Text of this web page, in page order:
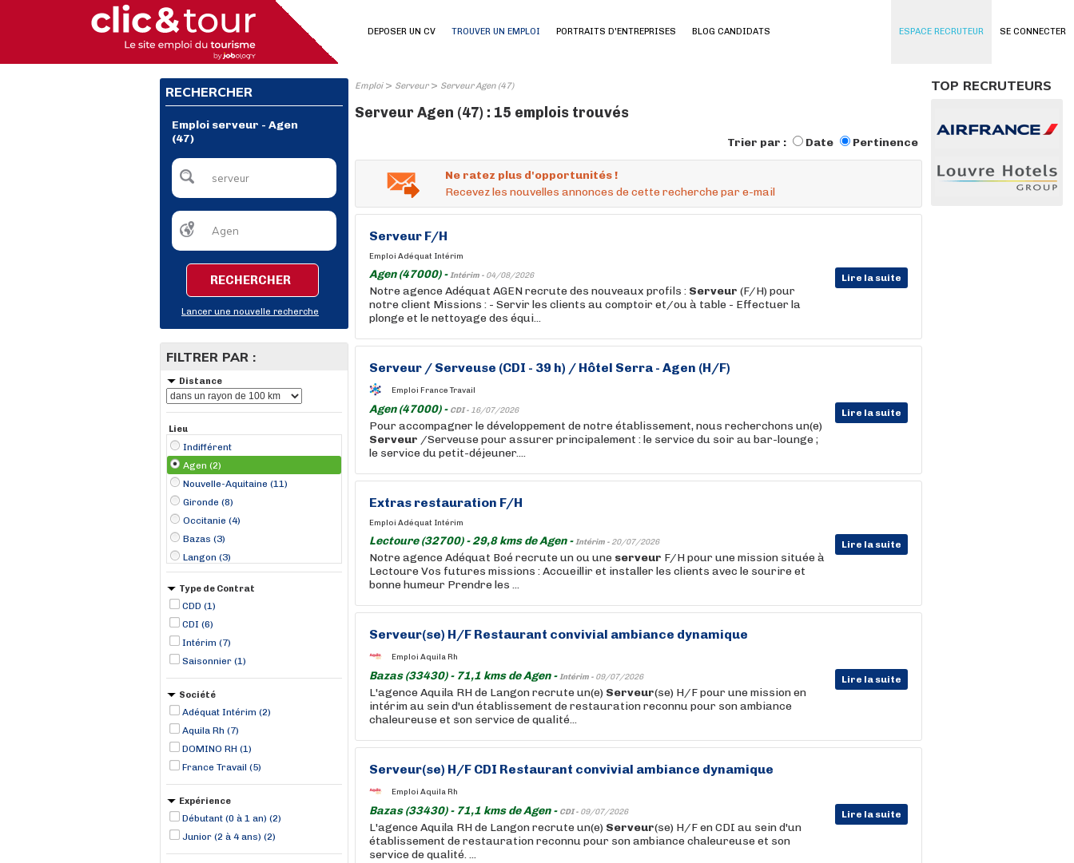
SE CONNECTER
DEPOSER UN CV TROUVER UN EMPLOI PORTRAITS D'ENTREPRISES BLOG CANDIDATS ESPACE RECRUTEUR
RECHERCHER
Emploi serveur - Agen
(47)
RECHERCHER
Lancer une nouvelle recherche
FILTRER PAR :
Distance
Lieu
Indifférent
Agen (2)
Nouvelle-Aquitaine (11)
Gironde (8)
Occitanie (4)
Bazas (3)
Langon (3)
Gers (2)
Bergerac (1)
Lectoure (1)
Mazères (1)
Saint-Émilion (1)
Ségoufielle (1)
Type de Contrat
CDD (1)
CDI (6)
Intérim (7)
Saisonnier (1)
Société
Adéquat Intérim (2)
Aquila Rh (7)
DOMINO RH (1)
France Travail (5)
Expérience
Débutant (0 à 1 an) (2)
Junior (2 à 4 ans) (2)
Emploi> Serveur> Serveur Agen (47)
Serveur Agen (47) : 15 emplois trouvés
Trier par : Date Pertinence
Ne ratez plus d'opportunités !
Recevez les nouvelles annonces de cette recherche par e-mail
Serveur F/H
Emploi Adéquat Intérim
Agen (47000) -Intérim - 04/08/2026 Lire la suite
Notre agence Adéquat AGEN recrute des nouveaux profils : Serveur (F/H) pour
notre client Missions : - Servir les clients au comptoir et/ou à table - Effectuer la
plonge et le nettoyage des équi...
Serveur / Serveuse (CDI - 39 h) / Hôtel Serra - Agen (H/F)
Emploi France Travail
Agen (47000) - CDI - 16/07/2026 Lire la suite
Pour accompagner le développement de notre établissement, nous recherchons un(e)
Serveur /Serveuse pour assurer principalement : le service du soir au bar-lounge ;
le service du petit-déjeuner....
Extras restauration F/H
Emploi Adéquat Intérim
Lectoure (32700) - 29,8 kms de Agen -Intérim - 20/07/2026 Lire la suite
Notre agence Adéquat Boé recrute un ou une serveur F/H pour une mission située à
Lectoure Vos futures missions : Accueillir et installer les clients avec le sourire et
bonne humeur Prendre les ...
Serveur(se) H/F Restaurant convivial ambiance dynamique
Emploi Aquila Rh
Bazas (33430) - 71,1 kms de Agen -Intérim - 09/07/2026 Lire la suite
L'agence Aquila RH de Langon recrute un(e) Serveur(se) H/F pour une mission en
intérim au sein d'un établissement de restauration reconnu pour son ambiance
chaleureuse et son service de qualité...
Serveur(se) H/F CDI Restaurant convivial ambiance dynamique
Emploi Aquila Rh
Bazas (33430) - 71,1 kms de Agen - CDI - 09/07/2026 Lire la suite
L'agence Aquila RH de Langon recrute un(e) Serveur(se) H/F en CDI au sein d'un
établissement de restauration reconnu pour son ambiance chaleureuse et son
service de qualité. ...
TOP RECRUTEURS